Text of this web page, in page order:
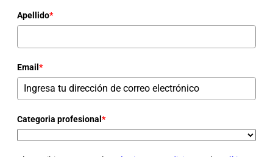
Apellido*
Email *
Categoria profesional *